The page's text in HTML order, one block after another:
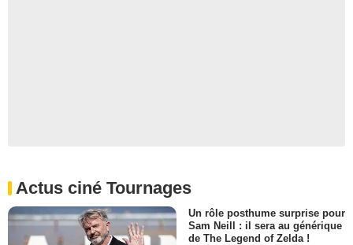
Actus ciné Tournages
Un rôle posthume surprise pour
Sam Neill : il sera au générique
de The Legend of Zelda !